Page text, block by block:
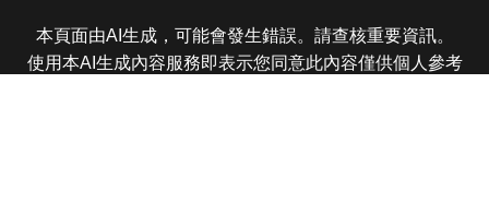
本頁面由AI生成，可能會發生錯誤。請查核重要資訊。
使用本AI生成內容服務即表示您同意此內容僅供個人參考